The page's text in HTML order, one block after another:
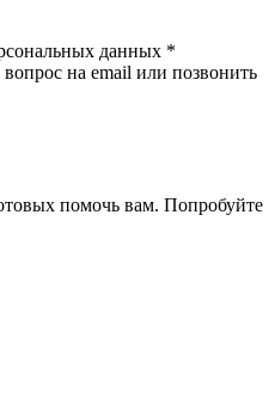
данных *
на email или позвонить
помочь вам. Попробуйте